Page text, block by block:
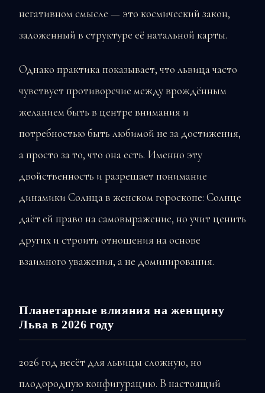
негативном смысле — это космический закон,
заложенный в структуре её натальной карты.
Однако практика показывает, что львица часто
чувствует противоречие между врождённым
желанием быть в центре внимания и
потребностью быть любимой не за достижения,
а просто за то, что она есть. Именно эту
двойственность и разрешает понимание
динамики Солнца в женском гороскопе: Солнце
даёт ей право на самовыражение, но учит ценить
других и строить отношения на основе
взаимного уважения, а не доминирования.
Планетарные влияния на женщину
Льва в 2026 году
2026 год несёт для львицы сложную, но
плодородную конфигурацию. В настоящий